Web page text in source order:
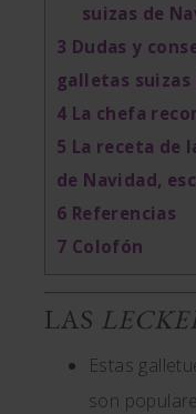
suizas de
3 Dudas y
galletas suizas
4 La chefa
5 La receta de
de Navidad,
6 Referencias
7 Colofón
LAS
Estas
son